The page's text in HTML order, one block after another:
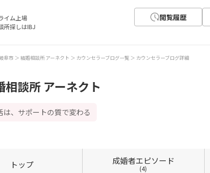
イム上場
所探しはIBJ
閲覧履歴
阜市 結婚相談所 アーネクト カウンセラーブログ一覧 カウンセラーブログ詳細
相談所 アーネクト
は、サポートの質で変わる
トップ 成婚者エピソード
(4)